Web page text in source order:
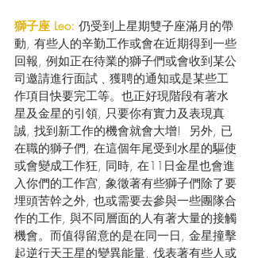
獅子座 Leo: 仍受到上星期雙子座滿月的帶
動, 有些人的辛勤工作或會在近期得到一些
回報, 例如正在待業的獅子們或會收到某公
司邀請進行面試﹑獲聘的通知或是某些工
作項目快要完工等。也正好現階段有著水
星及金星的引領, 只要你有實力及表現真
誠, 找到新工作的機會就會大增!  另外, 已
在職的獅子們, 在這個年尾受到水星的驅使
或會變成工作狂, 同時, 在11日金星也會進
入你們的工作宫, 象徵著有些獅子們除了要
埋頭苦幹之外, 也或需要去參與一些團隊合
作的工作, 與不同層面的人有著大量的接觸
機會。而值得留意的是在同一日, 金星撞擊
起逆行天王星的變異能量, 伐表著有些人或